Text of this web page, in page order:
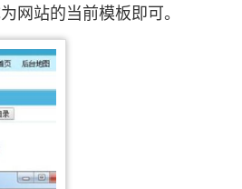
网站的当前模板即可。